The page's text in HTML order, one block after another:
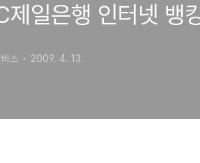
제일은행 인터넷 뱅
스 2009. 4. 13.